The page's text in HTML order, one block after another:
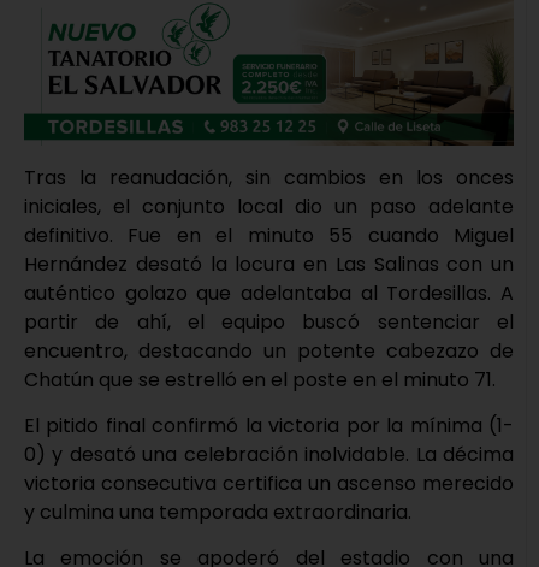
Tras la reanudación, sin cambios en los onces
iniciales, el conjunto local dio un paso adelante
definitivo. Fue en el minuto 55 cuando Miguel
Hernández desató la locura en Las Salinas con un
auténtico golazo que adelantaba al Tordesillas. A
partir de ahí, el equipo buscó sentenciar el
encuentro, destacando un potente cabezazo de
Chatún que se estrelló en el poste en el minuto 71.
El pitido final confirmó la victoria por la mínima (1-
0) y desató una celebración inolvidable. La décima
victoria consecutiva certifica un ascenso merecido
y culmina una temporada extraordinaria.
La emoción se apoderó del estadio con una